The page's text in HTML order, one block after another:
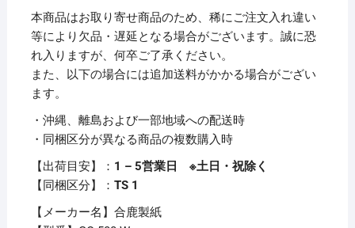
GO-
500-
パ
ッ
ク
（500
枚）
【×10
ッ
本商品はお取り寄せ商品のため、稀にご注文入れ違い
等により欠品・遅延となる場合がございます。誠に恐
れ入りますが、何卒ご了承ください。
また、以下の場合には追加送料がかかる場合がござい
ます。
・沖縄、離島および一部地域への配送時
・同梱区分が異なる商品の複数購入時
【出荷目安】： 1 – 5営業日 ※土日・祝除く
【同梱区分】： TS 1
【メーカー名】合鹿製紙